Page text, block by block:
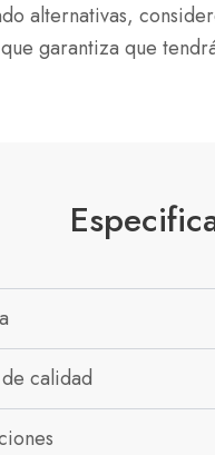
alternativas,
garantiza que
calidad